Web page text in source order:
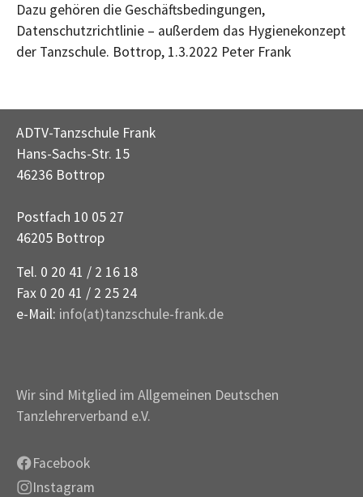
Dazu gehören die Geschäftsbedingungen,
Datenschutzrichtlinie – außerdem das Hygienekonzept
der Tanzschule. Bottrop, 1.3.2022 Peter Frank
ADTV-Tanzschule Frank
Hans-Sachs-Str. 15
46236 Bottrop
Postfach 10 05 27
46205 Bottrop
Tel. 0 20 41 / 2 16 18
Fax 0 20 41 / 2 25 24
e-Mail: info(at)tanzschule-frank.de
Wir sind Mitglied im Allgemeinen Deutschen
Tanzlehrerverband e.V.
Facebook
Instagram